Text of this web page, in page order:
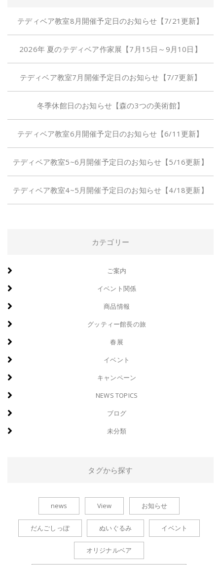
テディベア教室8月開催予定日のお知らせ【7/21更新】
2026年 夏のテディベア作家展【7月15日～9月10日】
テディベア教室7月開催予定日のお知らせ【7/7更新】
冬季休館日のお知らせ【森の3つの美術館】
テディベア教室6月開催予定日のお知らせ【6/11更新】
テディベア教室5~6月開催予定日のお知らせ【5/16更新】
テディベア教室4~5月開催予定日のお知らせ【4/18更新】
カテゴリー
ご案内
イベント関係
商品情報
グッティー館長の旅
春展
イベント
キャンペーン
NEWS TOPICS
ブログ
未分類
タグから探す
news View お知らせ
だんごしっぽ ぬいぐるみ イベント
オリジナルベア